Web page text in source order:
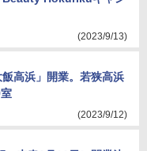
(2023/9/13)
飯高浜」開業。若狭高浜
(2023/9/12)